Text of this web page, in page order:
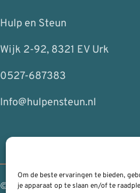
Om de beste ervaringen te bieden,
je apparaat op te slaan en/of te
Hulp en Steun
Wijk 2-92, 8321 EV Urk
0527-687383
Info@hulpensteun.nl
© 2026 | RSH ICT Management